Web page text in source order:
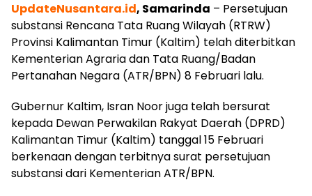
UpdateNusantara.id, Samarinda – Persetujuan
substansi Rencana Tata Ruang Wilayah (RTRW)
Provinsi Kalimantan Timur (Kaltim) telah diterbitkan
Kementerian Agraria dan Tata Ruang/Badan
Pertanahan Negara (ATR/BPN) 8 Februari lalu.
Gubernur Kaltim, Isran Noor juga telah bersurat
kepada Dewan Perwakilan Rakyat Daerah (DPRD)
Kalimantan Timur (Kaltim) tanggal 15 Februari
berkenaan dengan terbitnya surat persetujuan
substansi dari Kementerian ATR/BPN.